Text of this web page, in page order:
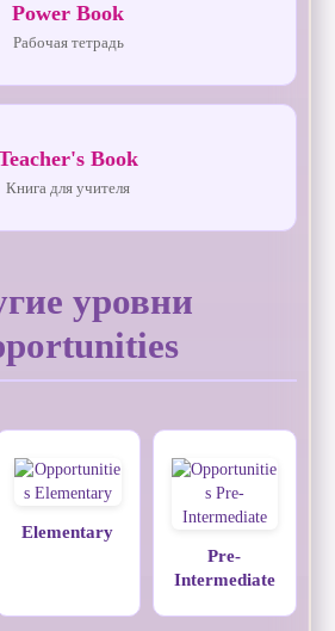
Power Book
Рабочая тетрадь
Book
Книга для учителя
уровни
Elementary
Pre-
Intermediate